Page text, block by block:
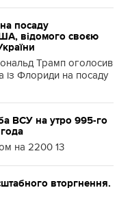
посаду
відомого своєю
Трамп оголосив
із Флориди на посаду
ВСУ на утро 995-го
на 2200 13
вторгнення.